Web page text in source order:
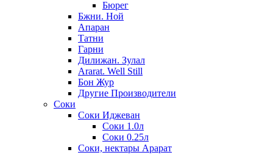
Бюрег
Бжни. Ной
Апаран
Татни
Гарни
Дилижан. Зулал
Ararat. Well Still
Бон Жур
Другие Производители
Соки
Соки Иджеван
Соки 1.0л
Соки 0.25л
Соки, нектары Арарат